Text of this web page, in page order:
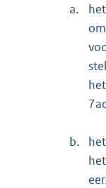
a.
b.